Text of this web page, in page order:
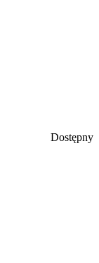
Dostępny